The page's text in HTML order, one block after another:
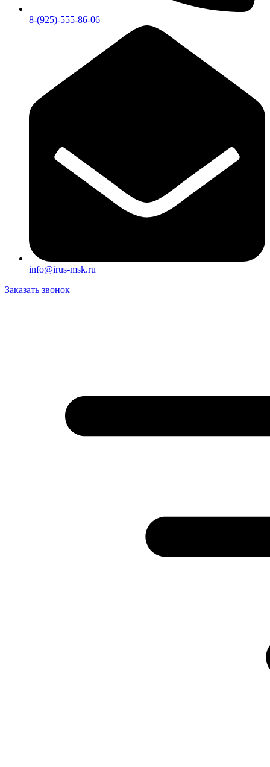
8-(925)-555-86-06
info@irus-msk.ru
Заказать звонок